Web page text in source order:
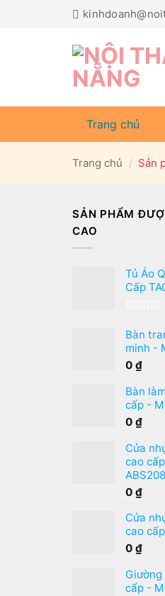
Trang chủ
Trang chủ / Sản
SẢN PHẨM
CAO
Tủ Áo
Cấp
hạng
sao
Bàn
minh -
0 ₫
Bàn
cấp -
0 ₫
Cửa
cao
0 ₫
Cửa
cao
0 ₫
cấp -